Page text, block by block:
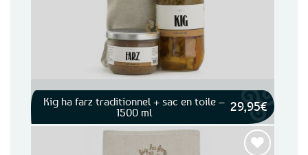
Kig ha farz traditionnel + sac en toile –
1500 ml
29,95€